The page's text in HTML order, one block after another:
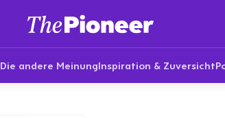
Die andere MeinungInspiration & Zuversicht